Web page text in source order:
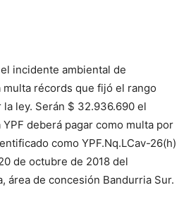
incidente ambiental de
multa récords que fijó el rango
ley. Serán $ 32.936.690 el
deberá pagar como multa por
como YPF.Nq.LCav-26(h)
de octubre de 2018 del
área de concesión Bandurria Sur.